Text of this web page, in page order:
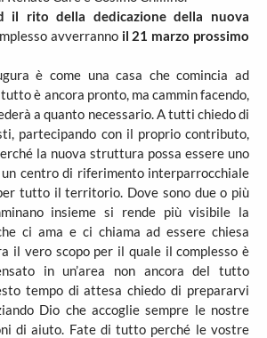
il rito della dedicazione della nuova
avverranno il 21 marzo prossimo
è come una casa che comincia ad
è ancora pronto, ma cammin facendo,
a quanto necessario. A tutti chiedo di
partecipando con il proprio contributo,
la nuova struttura possa essere uno
un centro di riferimento interparrocchiale
tutto il territorio. Dove sono due o più
insieme si rende più visibile la
ci ama e ci chiama ad essere chiesa
il vero scopo per il quale il complesso è
in un’area non ancora del tutto
tempo di attesa chiedo di prepararvi
Dio che accoglie sempre le nostre
di aiuto. Fate di tutto perché le vostre